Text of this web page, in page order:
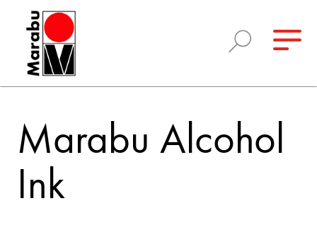
Marabu Alcohol
Ink